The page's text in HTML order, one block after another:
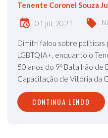
Tenente Coronel Souza
01 jul, 2021
Dimitri falou sobre políticas
LGBTQIA+, enquanto o
50 anos do 9º Batalhão de
Capacitação de Vitória da
CONTINUA LENDO